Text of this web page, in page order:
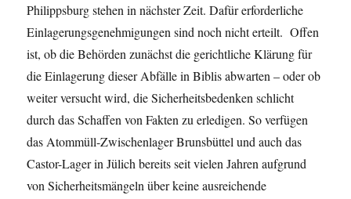
Philippsburg stehen in nächster Zeit. Dafür erforderliche
Einlagerungsgenehmigungen sind noch nicht erteilt. Offen
ist, ob die Behörden zunächst die gerichtliche Klärung für
die Einlagerung dieser Abfälle in Biblis abwarten – oder ob
weiter versucht wird, die Sicherheitsbedenken schlicht
durch das Schaffen von Fakten zu erledigen. So verfügen
das Atommüll-Zwischenlager Brunsbüttel und auch das
Castor-Lager in Jülich bereits seit vielen Jahren aufgrund
von Sicherheitsmängeln über keine ausreichende